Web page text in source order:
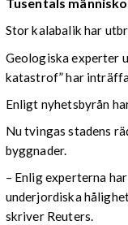
Stor kalabalik har
Geologiska experter
katastrof” har
Enligt nyhetsbyrån
Nu tvingas stadens
byggnader.
– Enlig experterna
underjordiska
skriver Reuters.